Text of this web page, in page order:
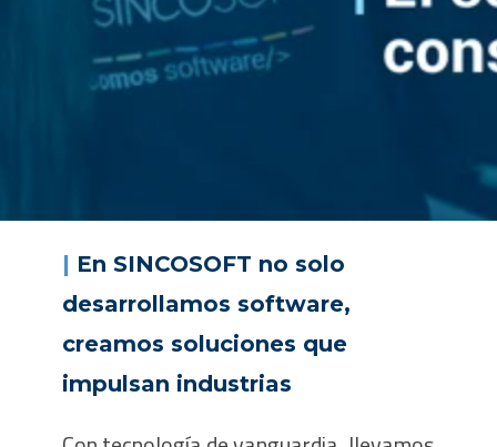
| En SINCOSOFT no solo
desarrollamos software,
creamos soluciones que
impulsan industrias